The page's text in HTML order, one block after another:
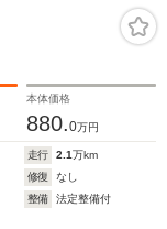
本体価格
880.0万円
走行 2.1万km
修復
なし
整備
法定整備付